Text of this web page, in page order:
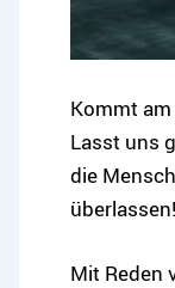
Kommt am
Lasst uns
die
überlassen!
Mit Reden